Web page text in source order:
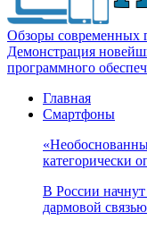
Обзоры современных
Демонстрация
программного
Главная
Смартфоны
категорически
В России начнут
дармовой